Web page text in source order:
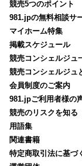
競売5つのポイント
981.jpの無料相談サ
マイホーム特集
掲載スケジュール
競売コンシェルジュ
競売コンシェルジュ
会員制度のご案内
981.jpご利用者様の
競売のリスクを知る
用語集
関連書籍
特定商取引法に基づ